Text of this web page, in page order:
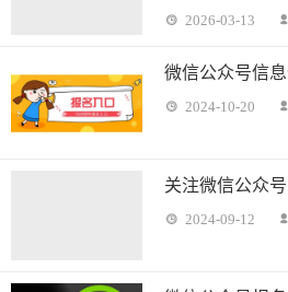
2026-03-13
微信公众号信
2024-10-20
关注微信公众
2024-09-12